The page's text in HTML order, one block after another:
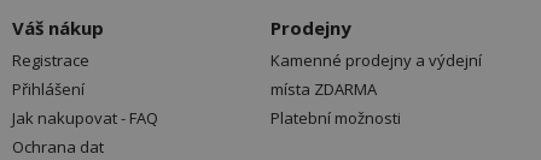
Váš nákup
Registrace
Přihlášení
Jak nakupovat - FAQ
Ochrana dat
Prodejny
Kamenné prodejny a výdejní
místa ZDARMA
Platební možnosti